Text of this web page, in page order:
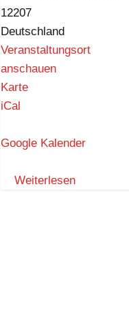
12207
Deutschland
Veranstaltungsort
anschauen
KarteK
z
r
iCal
Google Kalender
Weiterlesen